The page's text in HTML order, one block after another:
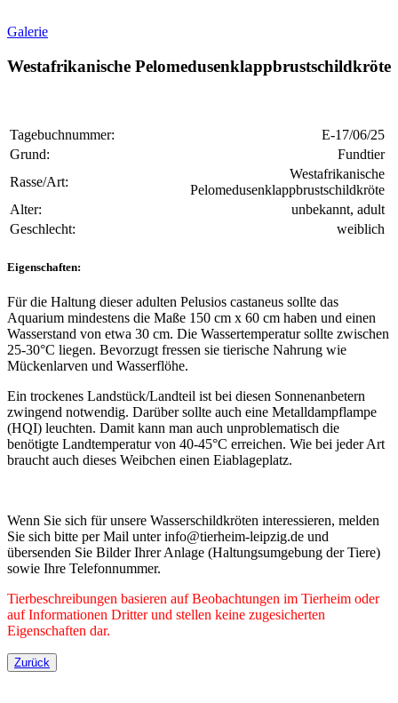
Galerie
Westafrikanische Pelomedusenklappbrustschildkröte
Tagebuchnummer:
E-17/06/25
Grund:
Fundtier
Rasse/Art:
Westafrikanische
Pelomedusenklappbrustschildkröte
Alter:
unbekannt, adult
Geschlecht:
weiblich
Eigenschaften:
Für die Haltung dieser adulten Pelusios castaneus sollte das
Aquarium mindestens die Maße 150 cm x 60 cm haben und einen
Wasserstand von etwa 30 cm. Die Wassertemperatur sollte zwischen
25-30°C liegen. Bevorzugt fressen sie tierische Nahrung wie
Mückenlarven und Wasserflöhe.
Ein trockenes Landstück/Landteil ist bei diesen Sonnenanbetern
zwingend notwendig. Darüber sollte auch eine Metalldampflampe
(HQI) leuchten. Damit kann man auch unproblematisch die
benötigte Landtemperatur von 40-45°C erreichen. Wie bei jeder Art
braucht auch dieses Weibchen einen Eiablageplatz.
Wenn Sie sich für unsere Wasserschildkröten interessieren, melden
Sie sich bitte per Mail unter info@tierheim-leipzig.de und
übersenden Sie Bilder Ihrer Anlage (Haltungsumgebung der Tiere)
sowie Ihre Telefonnummer.
Tierbeschreibungen basieren auf Beobachtungen im Tierheim oder
auf Informationen Dritter und stellen keine zugesicherten
Eigenschaften dar.
Zurück